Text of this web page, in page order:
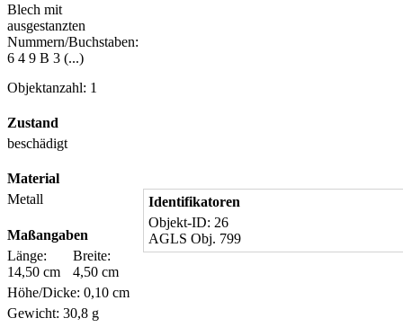
Blech mit
ausgestanzten
Nummern/Buchstaben:
6 4 9 B 3 (...)
Objektanzahl: 1
Zustand
beschädigt
Material
Metall
Maßangaben
Länge:
14,50 cm
Breite:
4,50 cm
Höhe/Dicke: 0,10 cm
Gewicht: 30,8 g
Identifikatoren
Objekt-ID: 26
AGLS Obj. 799